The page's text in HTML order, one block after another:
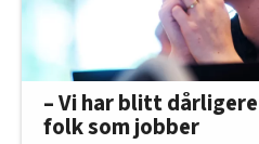
– Vi har blitt
folk som jobber